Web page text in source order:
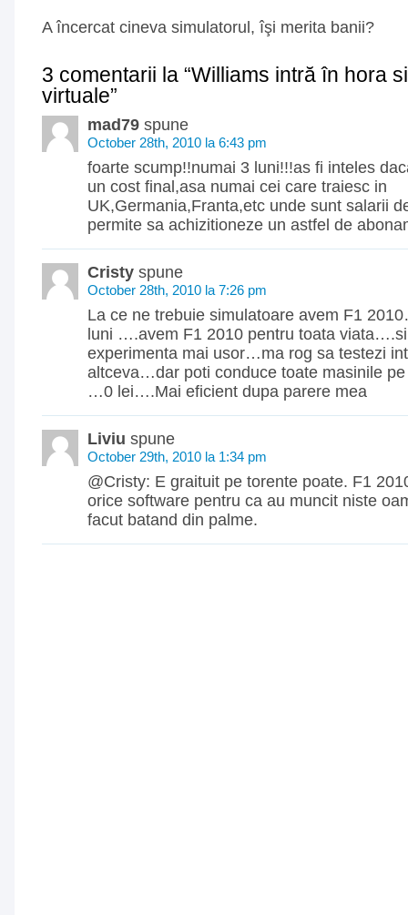
A încercat cineva simulatorul, îşi merita banii?
3 comentarii la “Williams intră în hora
virtuale”
mad79 spune
October 28th, 2010 la 6:43 pm
foarte scump!!numai 3 luni!!!as fi inteles
un cost final,asa numai cei care traiesc in
UK,Germania,Franta,etc unde sunt salarii
permite sa achizitioneze un astfel de
Cristy spune
October 28th, 2010 la 7:26 pm
La ce ne trebuie simulatoare avem F1
luni ….avem F1 2010 pentru toata
experimenta mai usor…ma rog sa testezi
altceva…dar poti conduce toate masinile
…0 lei….Mai eficient dupa parere mea
Liviu spune
October 29th, 2010 la 1:34 pm
@Cristy: E graituit pe torente poate. F1
orice software pentru ca au muncit niste
facut batand din palme.